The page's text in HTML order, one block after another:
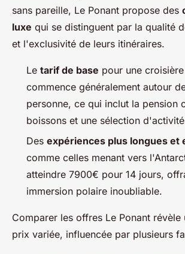
sans pareille, Le Ponant propose des
luxe qui se distinguent par la qualité
et l'exclusivité de leurs itinéraires.
Le tarif de base pour une
commence généralement autour
personne, ce qui inclut la pension
boissons et une sélection
Des expériences plus longues et
comme celles menant vers
atteindre 7900€ pour 14 jours,
immersion polaire inoubliable.
Comparer les offres Le Ponant révèle
prix variée, influencée par plusieurs